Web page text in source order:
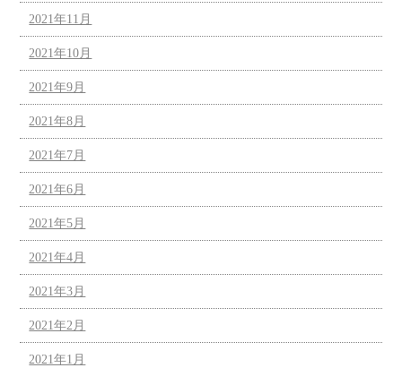
2021年11月
2021年10月
2021年9月
2021年8月
2021年7月
2021年6月
2021年5月
2021年4月
2021年3月
2021年2月
2021年1月